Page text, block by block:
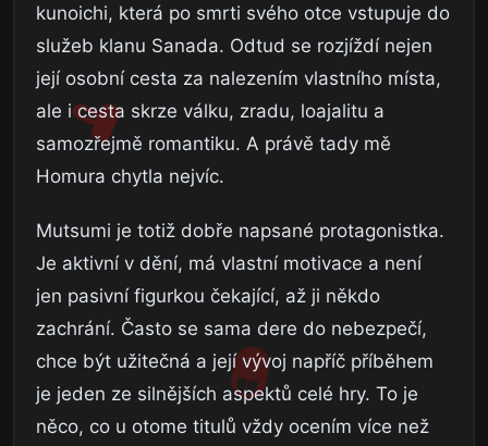
kunoichi, která po smrti svého otce vstupuje do
služeb klanu Sanada. Odtud se rozjíždí nejen
její osobní cesta za nalezením vlastního místa,
ale i cesta skrze válku, zradu, loajalitu a
samozřejmě romantiku. A právě tady mě
Homura chytla nejvíc.
Mutsumi je totiž dobře napsané protagonistka.
Je aktivní v dění, má vlastní motivace a není
jen pasivní figurkou čekající, až ji někdo
zachrání. Často se sama dere do nebezpečí,
chce být užitečná a její vývoj napříč příběhem
je jeden ze silnějších aspektů celé hry. To je
něco, co u otome titulů vždy ocením více než